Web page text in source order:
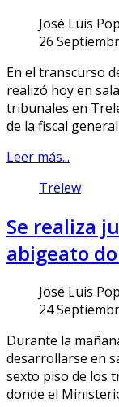
José Luis
26
En el transcurso
realizó hoy en
tribunales en
de la fiscal general
Leer más...
Trelew
Se realiza
abigeato
José Luis
24
Durante la
desarrollarse en
sexto piso de los
donde el